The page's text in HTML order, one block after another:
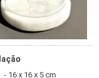
- 16 x 16 x 5 cm